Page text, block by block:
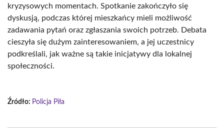
kryzysowych momentach. Spotkanie zakończyło się
dyskusją, podczas której mieszkańcy mieli możliwość
zadawania pytań oraz zgłaszania swoich potrzeb. Debata
cieszyła się dużym zainteresowaniem, a jej uczestnicy
podkreślali, jak ważne są takie inicjatywy dla lokalnej
społeczności.
Źródło: Policja Piła